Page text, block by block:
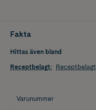
Fakta
Hittas även bland
Receptbelagt: Receptbelagt
Varunummer